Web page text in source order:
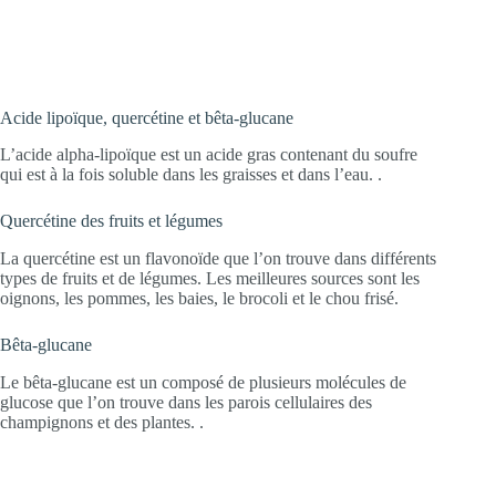
Acide lipoïque, quercétine et bêta-glucane
L’acide alpha-lipoïque est un acide gras contenant du soufre
qui est à la fois soluble dans les graisses et dans l’eau. .
Quercétine des fruits et légumes
La quercétine est un flavonoïde que l’on trouve dans différents
types de fruits et de légumes. Les meilleures sources sont les
oignons, les pommes, les baies, le brocoli et le chou frisé.
Bêta-glucane
Le bêta-glucane est un composé de plusieurs molécules de
glucose que l’on trouve dans les parois cellulaires des
champignons et des plantes. .